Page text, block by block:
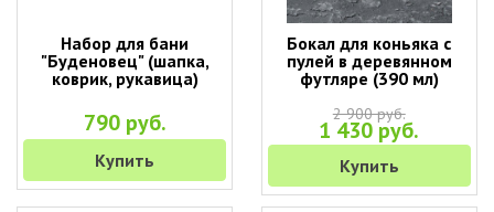
Набор для бани
"Буденовец" (шапка,
коврик, рукавица)
790 руб.
Купить
Бокал для коньяка с
пулей в деревянном
футляре (390 мл)
2 900 руб.
1 430 руб.
Купить